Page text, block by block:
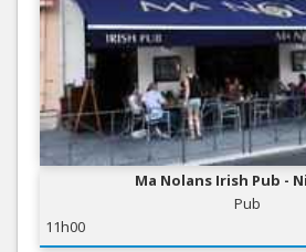
Ma Nolans Irish Pub -
Pub
11h00